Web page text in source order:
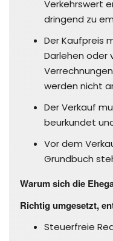
Verkehrswert
dringend zu
Der Kaufpreis
Darlehen oder
werden nicht
Der Verkauf
beurkundet
Vor dem
Grundbuch
Warum sich die
Richtig umgesetzt,
Steuerfreie